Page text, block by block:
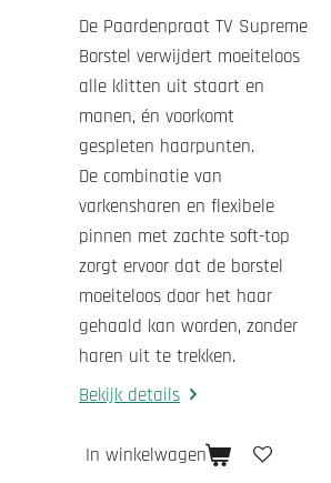
De Paardenpraat TV Supreme
Borstel verwijdert moeiteloos
alle klitten uit staart en
manen, én voorkomt
gespleten haarpunten.
De combinatie van
varkensharen en flexibele
pinnen met zachte soft-top
zorgt ervoor dat de borstel
moeiteloos door het haar
gehaald kan worden, zonder
haren uit te trekken.
Bekijk details
In winkelwagen